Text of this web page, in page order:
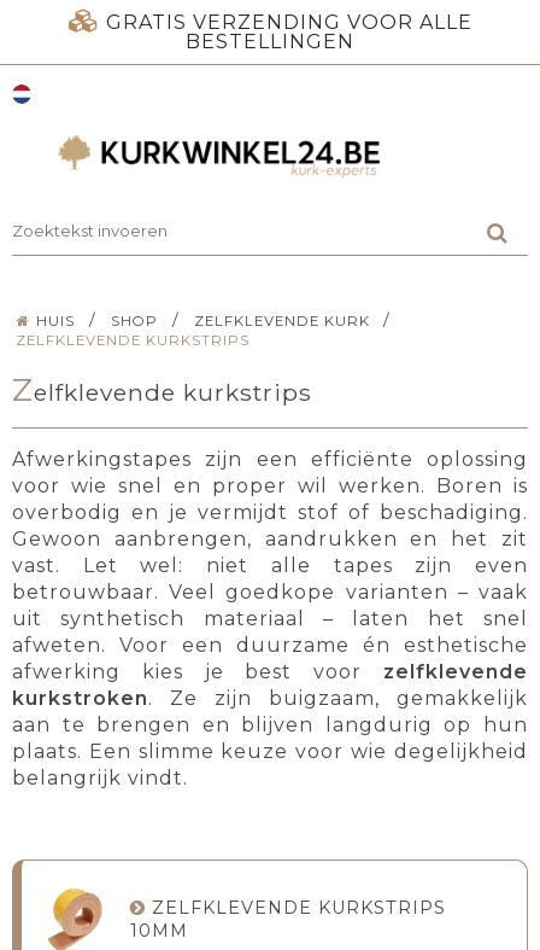
GRATIS VERZENDING VOOR ALLE
BESTELLINGEN
HUIS / SHOP / ZELFKLEVENDE KURK /
ZELFKLEVENDE KURKSTRIPS
Zelfklevende kurkstrips
Afwerkingstapes zijn een efficiënte oplossing
voor wie snel en proper wil werken. Boren is
overbodig en je vermijdt stof of beschadiging.
Gewoon aanbrengen, aandrukken en het zit
vast. Let wel: niet alle tapes zijn even
betrouwbaar. Veel goedkope varianten – vaak
uit synthetisch materiaal – laten het snel
afweten. Voor een duurzame én esthetische
afwerking kies je best voor zelfklevende
kurkstroken. Ze zijn buigzaam, gemakkelijk
aan te brengen en blijven langdurig op hun
plaats. Een slimme keuze voor wie degelijkheid
belangrijk vindt.
ZELFKLEVENDE KURKSTRIPS
10MM